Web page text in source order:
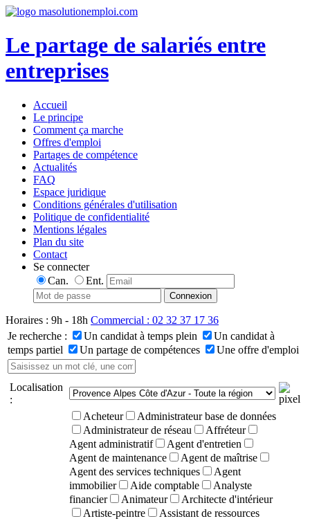
Le partage de salariés entre
entreprises
Accueil
Le principe
Comment ça marche
Offres d'emploi
Partages de compétence
Actualités
FAQ
Espace juridique
Conditions générales d'utilisation
Politique de confidentialité
Mentions légales
Plan du site
Contact
Se connecter
Can.
Ent.
Horaires : 9h - 18h Commercial : 02 32 37 17 36
Je recherche :
Un candidat à temps plein
Un candidat à
temps partiel
Un partage de compétences Une offre d'emploi
Localisation
:
Acheteur
Administrateur base de données
Administrateur de réseau
Affréteur
Agent administratif
Agent d'entretien
Agent de maintenance
Agent de maîtrise
Agent des services techniques
Agent
immobilier
Aide comptable
Analyste
financier
Animateur
Architecte d'intérieur
Artiste-peintre
Assistant de ressources